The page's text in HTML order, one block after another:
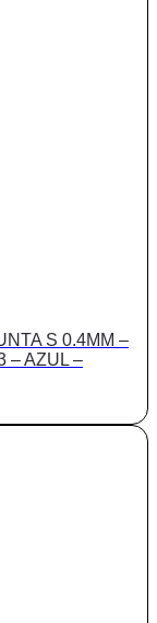
S 0.4MM –
– AZUL –